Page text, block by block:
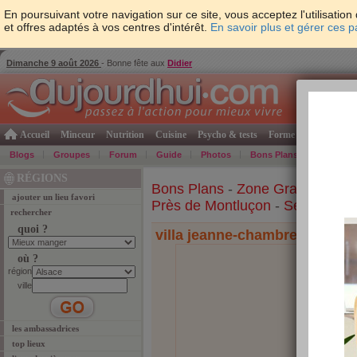
En poursuivant votre navigation sur ce site, vous acceptez
et offres adaptés à vos centres d'intérêt. En savoir plus et gérer ces
Dimanche 9 août 2026 - Bonne fête aux Didier
Accueil Minceur Nutrition Cuisine Psycho & tests Forme & santé
Blogs Groupes Forum Guide Photos Bons Plans
RÉGIONS
ajouter un lieu favori
rechercher
quoi ?
où ?
région
ville
les ambassadrices
top lieux
Bons Plans - Zone Grand-Ouest
Près de Montluçon - Se loger
villa jeanne-chambres d'hotes